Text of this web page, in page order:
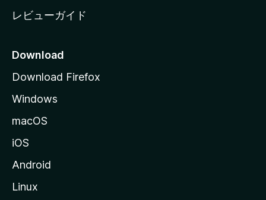
レビューガイド
Download
Download Firefox
Windows
macOS
iOS
Android
Linux